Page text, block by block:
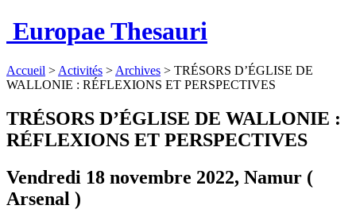
Europae Thesauri
Accueil > Activités > Archives > TRÉSORS D’ÉGLISE DE
WALLONIE : RÉFLEXIONS ET PERSPECTIVES
TRÉSORS D’ÉGLISE DE WALLONIE :
RÉFLEXIONS ET PERSPECTIVES
Vendredi 18 novembre 2022, Namur (
Arsenal )